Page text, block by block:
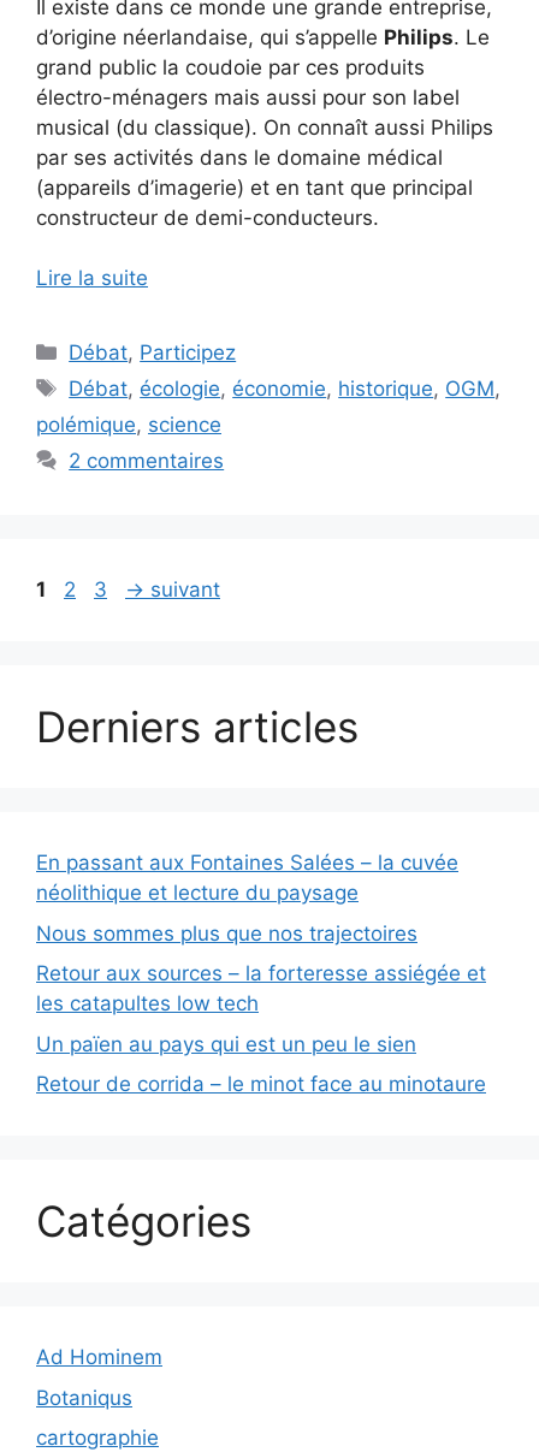
Il existe dans ce monde une grande entreprise,
d’origine néerlandaise, qui s’appelle Philips. Le
grand public la coudoie par ces produits
électro-ménagers mais aussi pour son label
musical (du classique). On connaît aussi Philips
par ses activités dans le domaine médical
(appareils d’imagerie) et en tant que principal
constructeur de demi-conducteurs.
Lire la suite
Catégories
Débat, Participez
Étiquettes
Débat, écologie, économie, historique, OGM,
polémique, science
2 commentaires
Page
1 Page
2 Page
3 → suivant
Derniers articles
En passant aux Fontaines Salées – la cuvée
néolithique et lecture du paysage
Nous sommes plus que nos trajectoires
Retour aux sources – la forteresse assiégée et
les catapultes low tech
Un païen au pays qui est un peu le sien
Retour de corrida – le minot face au minotaure
Catégories
Ad Hominem
Botaniqus
cartographie